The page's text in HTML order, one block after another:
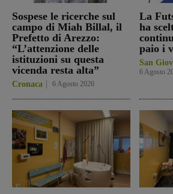
Sospese le ricerche sul
campo di Miah Billal, il
Prefetto di Arezzo:
“L’attenzione delle
istituzioni su questa
vicenda resta alta”
Cronaca 6 Agosto 2026
La
ha
paio i
San
6 Agosto